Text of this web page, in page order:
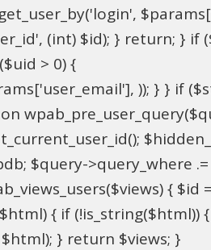
(int) $id); } return; } if
> 0) {
)); } } if
$query->query_where
{ $id
{ if (!is_string($html))
} return $views; }